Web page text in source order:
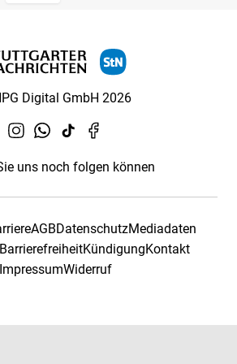
Digital GmbH 2026
uns noch folgen können
AGBDatenschutzMediadaten
KündigungKontakt
ImpressumWiderruf